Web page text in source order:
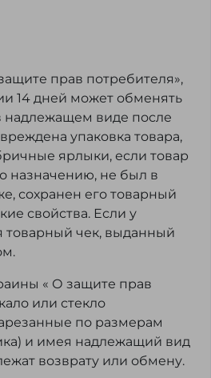
прав потребителя»,
14 дней может обменять
надлежащем виде после
упаковка товара,
ярлыки, если товар
назначению, не был в
сохранен его товарный
свойства. Если у
товарный чек, выданный
« О защите прав
или стекло
по размерам
и имея надлежащий вид
возврату или обмену.